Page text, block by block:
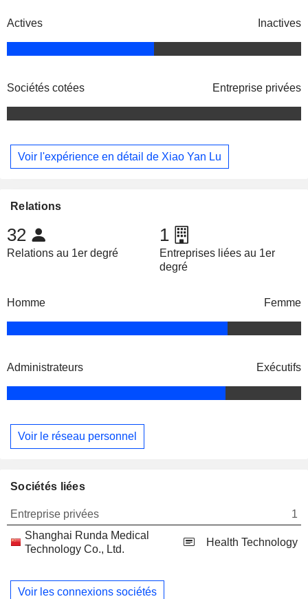
Actives Inactives
Sociétés cotées Entreprise privées
Voir l'expérience en détail de Xiao Yan Lu
Relations
32
Relations au 1er degré
1
Entreprises liées au 1er
degré
Homme Femme
Administrateurs Exécutifs
Voir le réseau personnel
Sociétés liées
Entreprise privées
1
Shanghai Runda Medical
Technology Co., Ltd.
Health Technology
Voir les connexions sociétés